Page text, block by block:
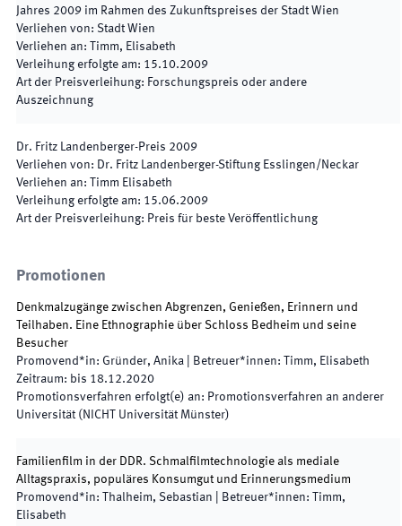
Jahres 2009 im Rahmen des Zukunftspreises der Stadt Wien
Verliehen von: Stadt Wien
Verliehen an:
Timm, Elisabeth
Verleihung erfolgte am: 15.10.2009
Art der Preisverleihung: Forschungspreis oder andere
Auszeichnung
Dr. Fritz Landenberger-Preis 2009
Verliehen von: Dr. Fritz Landenberger-Stiftung Esslingen/Neckar
Verliehen an:
Timm Elisabeth
Verleihung erfolgte am: 15.06.2009
Art der Preisverleihung: Preis für beste Veröffentlichung
Promotionen
Denkmalzugänge zwischen Abgrenzen, Genießen, Erinnern und
Teilhaben. Eine Ethnographie über Schloss Bedheim und seine
Besucher
Promovend*in: Gründer, Anika Betreuer*innen:
Timm, Elisabeth
Zeitraum: bis 18.12.2020
Promotionsverfahren erfolgt(e) an: Promotionsverfahren an anderer
Universität (NICHT Universität Münster)
Familienfilm in der DDR. Schmalfilmtechnologie als mediale
Alltagspraxis, populäres Konsumgut und Erinnerungsmedium
Promovend*in: Thalheim, Sebastian Betreuer*innen:
Timm,
Elisabeth